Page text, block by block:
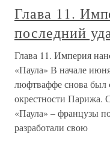
Глава 11.
последний
Глава 11. Империя
«Паула» В начале
люфтваффе снова был
окрестности Парижа.
«Паула» – французы
разработали свою